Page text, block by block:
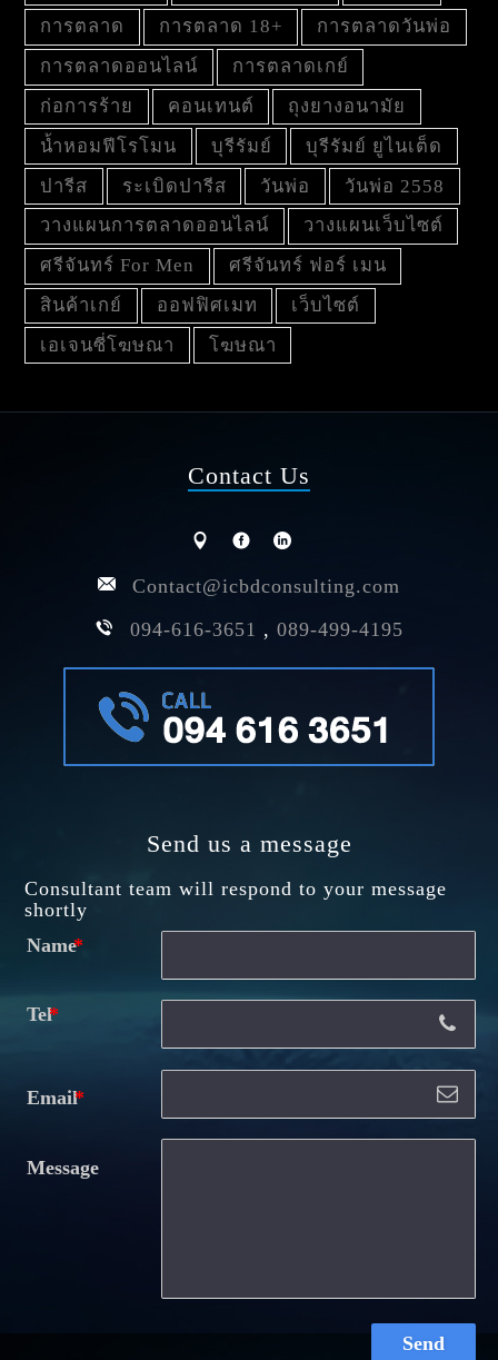
การตลาด
การตลาด 18+
การตลาดวันพ่อ
การตลาดออนไลน์
การตลาดเกย์
ก่อการร้าย
คอนเทนต์
ถุงยางอนามัย
น้ำหอมฟีโรโมน
บุรีรัมย์
บุรีรัมย์ ยูไนเต็ด
ปารีส
ระเบิดปารีส วันพ่อ
วันพ่อ 2558
วางแผนการตลาดออนไลน์
วางแผนเว็บไซต์
ศรีจันทร์ For Men
ศรีจันทร์ ฟอร์ เมน
สินค้าเกย์
ออฟฟิศเมท
เว็บไซต์
เอเจนซี่โฆษณา
โฆษณา
Contact Us
Contact@icbdconsulting.com
094-616-3651 , 089-499-4195
Send us a message
Consultant team will respond to your message
shortly
Name
Tel
Email
Message
Send